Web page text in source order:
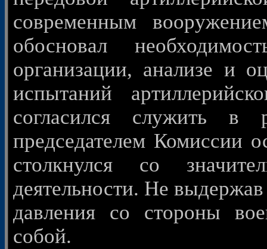
современным
обосновал
организации, анализе и
испытаний
согласился служить
председателем Комиссии
столкнулся со
деятельности. Не
давления со стороны
собой.